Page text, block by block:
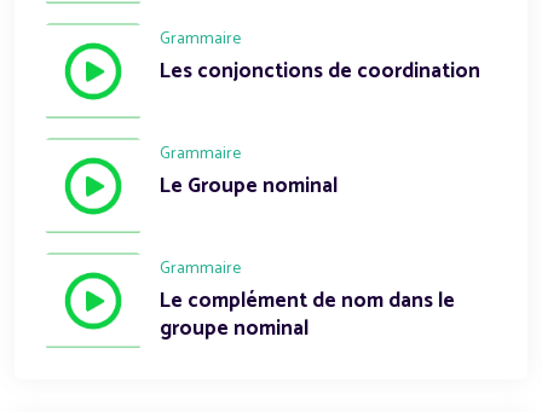
Grammaire
Les conjonctions de coordination
Grammaire
Le Groupe nominal
Grammaire
Le complément de nom dans le
groupe nominal